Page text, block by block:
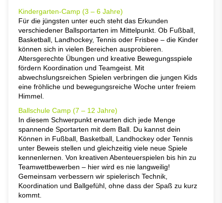
Kindergarten-Camp (3 – 6 Jahre)
Für die jüngsten unter euch steht das Erkunden
verschiedener Ballsportarten im Mittelpunkt. Ob Fußball,
Basketball, Landhockey, Tennis oder Frisbee – die Kinder
können sich in vielen Bereichen ausprobieren.
Altersgerechte Übungen und kreative Bewegungsspiele
fördern Koordination und Teamgeist. Mit
abwechslungsreichen Spielen verbringen die jungen Kids
eine fröhliche und bewegungsreiche Woche unter freiem
Himmel.
Ballschule Camp (7 – 12 Jahre)
In diesem Schwerpunkt erwarten dich jede Menge
spannende Sportarten mit dem Ball. Du kannst dein
Können in Fußball, Basketball, Landhockey oder Tennis
unter Beweis stellen und gleichzeitig viele neue Spiele
kennenlernen. Von kreativen Abenteuerspielen bis hin zu
Teamwettbewerben – hier wird es nie langweilig!
Gemeinsam verbessern wir spielerisch Technik,
Koordination und Ballgefühl, ohne dass der Spaß zu kurz
kommt.